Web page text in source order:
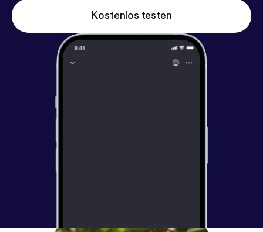
Kostenlos testen